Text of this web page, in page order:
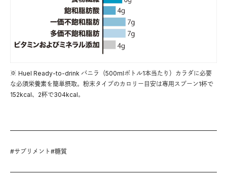
※Huel Ready-to-drink バニラ（500mlボトル1本当たり）カラダに必要
な必須栄養素を簡単摂取。粉末タイプのカロリー目安は専用スプーン1杯で
152kcal、2杯で304kcal。
#サプリメント #糖質